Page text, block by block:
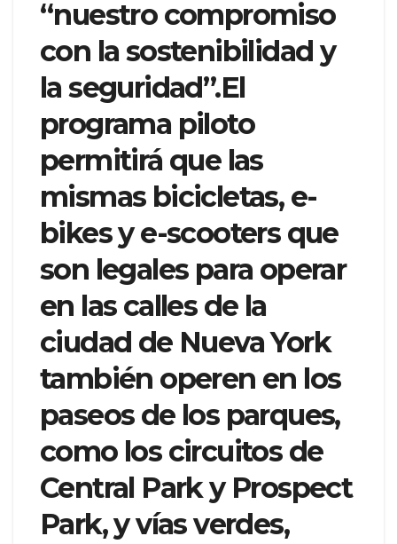
“nuestro compromiso
con la sostenibilidad y
la seguridad”.El
programa piloto
permitirá que las
mismas bicicletas, e-
bikes y e-scooters que
son legales para operar
en las calles de la
ciudad de Nueva York
también operen en los
paseos de los parques,
como los circuitos de
Central Park y Prospect
Park, y vías verdes,